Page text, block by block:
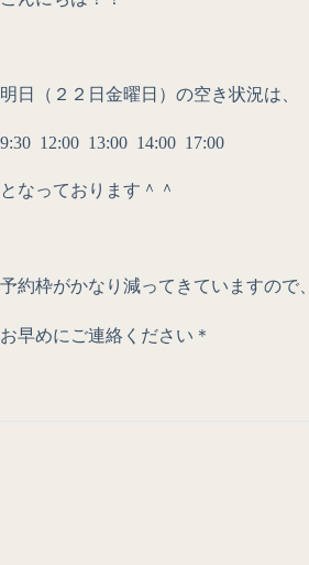
明日（２２日金曜日）の空き状況は、
9:30 12:00 13:00 14:00 17:00
となっております＾＾
予約枠がかなり減ってきていますので、
お早めにご連絡ください＊